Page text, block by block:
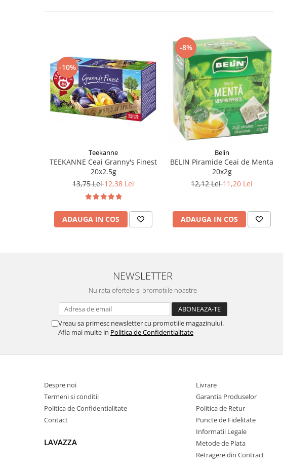
-10%
Teekanne
TEEKANNE Ceai Granny's Finest
20x2.5g
13,75 Lei12,38 Lei
ADAUGA IN COS
-8%
Belin
BELIN Piramide Ceai de Menta
20x2g
12,12 Lei11,20 Lei
ADAUGA IN COS
NEWSLETTER
Nu rata ofertele si promotiile noastre
Vreau sa primesc newsletter cu promotiile magazinului.
Afla mai multe in Politica de Confidentialitate
Despre noi
Termeni si conditii
Politica de Confidentialitate
Contact
LAVAZZA
Livrare
Garantia Produselor
Politica de Retur
Puncte de Fidelitate
Informatii Legale
Metode de Plata
Retragere din Contract